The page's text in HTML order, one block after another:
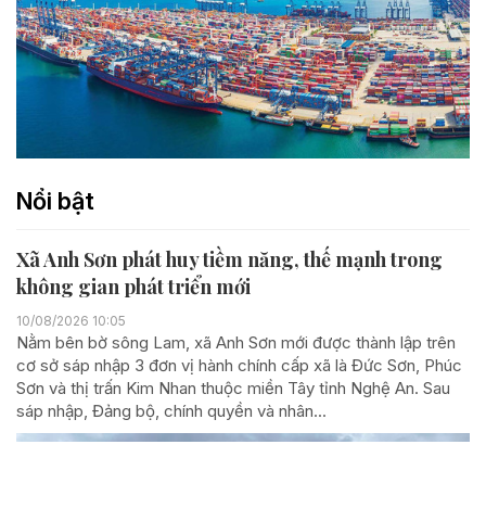
Nổi bật
Xã Anh Sơn phát huy tiềm năng, thế mạnh trong
không gian phát triển mới
10/08/2026 10:05
Nằm bên bờ sông Lam, xã Anh Sơn mới được thành lập trên
cơ sở sáp nhập 3 đơn vị hành chính cấp xã là Đức Sơn, Phúc
Sơn và thị trấn Kim Nhan thuộc miền Tây tỉnh Nghệ An. Sau
sáp nhập, Đảng bộ, chính quyền và nhân...